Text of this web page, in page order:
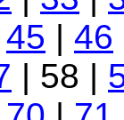
45 | 46
| 58 |